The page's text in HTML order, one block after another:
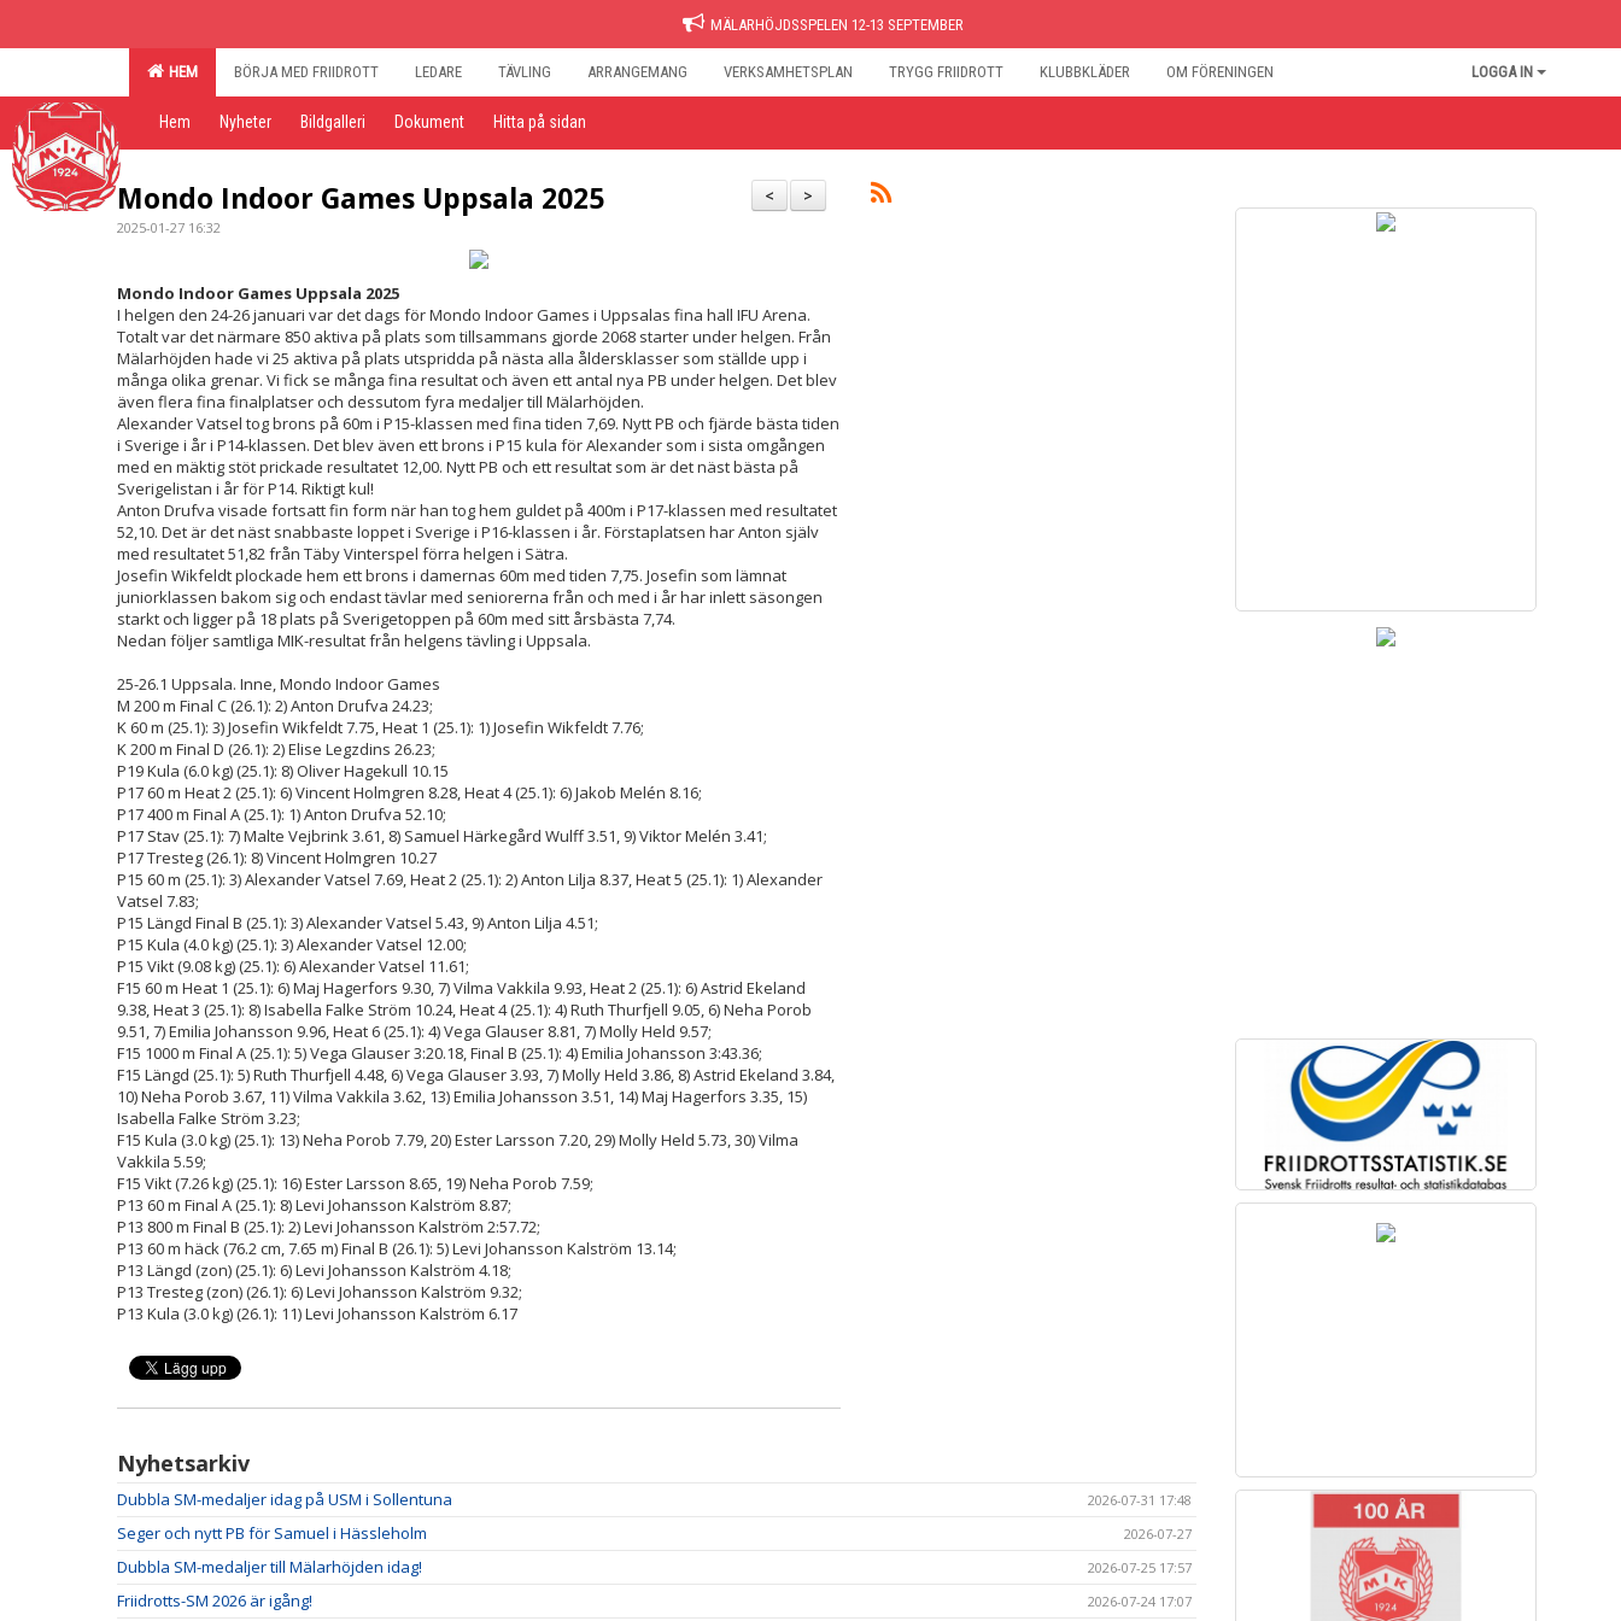
MÄLARHÖJDSSPELEN 12-13 SEPTEMBER
HEM BÖRJA MED FRIIDROTT LEDARE TÄVLING ARRANGEMANG VERKSAMHETSPLAN TRYGG FRIIDROTT KLUBBKLÄDER OM FÖRENINGEN LOGGA IN
Hem Nyheter Bildgalleri Dokument Hitta på sidan
>
<
Mondo Indoor Games Uppsala 2025
2025-01-27 16:32
Mondo Indoor Games Uppsala 2025
I helgen den 24-26 januari var det dags för Mondo Indoor Games i Uppsalas fina hall IFU Arena.
Totalt var det närmare 850 aktiva på plats som tillsammans gjorde 2068 starter under helgen. Från
Mälarhöjden hade vi 25 aktiva på plats utspridda på nästa alla åldersklasser som ställde upp i
många olika grenar. Vi fick se många fina resultat och även ett antal nya PB under helgen. Det blev
även flera fina finalplatser och dessutom fyra medaljer till Mälarhöjden.
Alexander Vatsel tog brons på 60m i P15-klassen med fina tiden 7,69. Nytt PB och fjärde bästa tiden
i Sverige i år i P14-klassen. Det blev även ett brons i P15 kula för Alexander som i sista omgången
med en mäktig stöt prickade resultatet 12,00. Nytt PB och ett resultat som är det näst bästa på
Sverigelistan i år för P14. Riktigt kul!
Anton Drufva visade fortsatt fin form när han tog hem guldet på 400m i P17-klassen med resultatet
52,10. Det är det näst snabbaste loppet i Sverige i P16-klassen i år. Förstaplatsen har Anton själv
med resultatet 51,82 från Täby Vinterspel förra helgen i Sätra.
Josefin Wikfeldt plockade hem ett brons i damernas 60m med tiden 7,75. Josefin som lämnat
juniorklassen bakom sig och endast tävlar med seniorerna från och med i år har inlett säsongen
starkt och ligger på 18 plats på Sverigetoppen på 60m med sitt årsbästa 7,74.
Nedan följer samtliga MIK-resultat från helgens tävling i Uppsala.
25-26.1 Uppsala. Inne, Mondo Indoor Games
M 200 m Final C (26.1): 2) Anton Drufva 24.23;
K 60 m (25.1): 3) Josefin Wikfeldt 7.75, Heat 1 (25.1): 1) Josefin Wikfeldt 7.76;
K 200 m Final D (26.1): 2) Elise Legzdins 26.23;
P19 Kula (6.0 kg) (25.1): 8) Oliver Hagekull 10.15
P17 60 m Heat 2 (25.1): 6) Vincent Holmgren 8.28, Heat 4 (25.1): 6) Jakob Melén 8.16;
P17 400 m Final A (25.1): 1) Anton Drufva 52.10;
P17 Stav (25.1): 7) Malte Vejbrink 3.61, 8) Samuel Härkegård Wulff 3.51, 9) Viktor Melén 3.41;
P17 Tresteg (26.1): 8) Vincent Holmgren 10.27
P15 60 m (25.1): 3) Alexander Vatsel 7.69, Heat 2 (25.1): 2) Anton Lilja 8.37, Heat 5 (25.1): 1) Alexander
Vatsel 7.83;
P15 Längd Final B (25.1): 3) Alexander Vatsel 5.43, 9) Anton Lilja 4.51;
P15 Kula (4.0 kg) (25.1): 3) Alexander Vatsel 12.00;
P15 Vikt (9.08 kg) (25.1): 6) Alexander Vatsel 11.61;
F15 60 m Heat 1 (25.1): 6) Maj Hagerfors 9.30, 7) Vilma Vakkila 9.93, Heat 2 (25.1): 6) Astrid Ekeland
9.38, Heat 3 (25.1): 8) Isabella Falke Ström 10.24, Heat 4 (25.1): 4) Ruth Thurfjell 9.05, 6) Neha Porob
9.51, 7) Emilia Johansson 9.96, Heat 6 (25.1): 4) Vega Glauser 8.81, 7) Molly Held 9.57;
F15 1000 m Final A (25.1): 5) Vega Glauser 3:20.18, Final B (25.1): 4) Emilia Johansson 3:43.36;
F15 Längd (25.1): 5) Ruth Thurfjell 4.48, 6) Vega Glauser 3.93, 7) Molly Held 3.86, 8) Astrid Ekeland 3.84,
10) Neha Porob 3.67, 11) Vilma Vakkila 3.62, 13) Emilia Johansson 3.51, 14) Maj Hagerfors 3.35, 15)
Isabella Falke Ström 3.23;
F15 Kula (3.0 kg) (25.1): 13) Neha Porob 7.79, 20) Ester Larsson 7.20, 29) Molly Held 5.73, 30) Vilma
Vakkila 5.59;
F15 Vikt (7.26 kg) (25.1): 16) Ester Larsson 8.65, 19) Neha Porob 7.59;
P13 60 m Final A (25.1): 8) Levi Johansson Kalström 8.87;
P13 800 m Final B (25.1): 2) Levi Johansson Kalström 2:57.72;
P13 60 m häck (76.2 cm, 7.65 m) Final B (26.1): 5) Levi Johansson Kalström 13.14;
P13 Längd (zon) (25.1): 6) Levi Johansson Kalström 4.18;
P13 Tresteg (zon) (26.1): 6) Levi Johansson Kalström 9.32;
P13 Kula (3.0 kg) (26.1): 11) Levi Johansson Kalström 6.17
Nyhetsarkiv
Dubbla SM-medaljer idag på USM i Sollentuna 2026-07-31 17:48
Seger och nytt PB för Samuel i Hässleholm 2026-07-27
Dubbla SM-medaljer till Mälarhöjden idag! 2026-07-25 17:57
Friidrotts-SM 2026 är igång! 2026-07-24 17:07